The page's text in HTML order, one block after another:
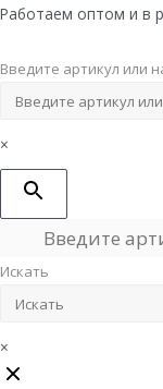
Перейти
содержимому
Работаем оптом и в
Введите артикул или
×
Искать
×